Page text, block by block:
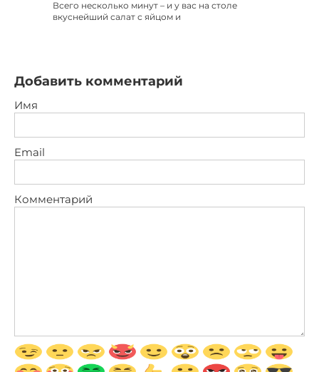
Всего несколько минут – и у вас на столе
вкуснейший салат с яйцом и
Добавить комментарий
Имя
Email
Комментарий